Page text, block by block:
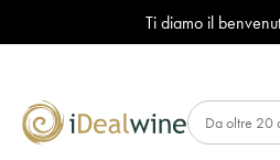
Ti diamo il